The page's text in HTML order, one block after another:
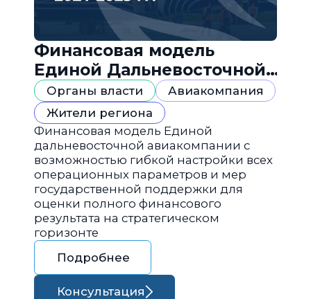
Финансовая модель
Единой Дальневосточной
авиакомпании
Органы власти
Авиакомпания
Жители региона
Финансовая модель Единой
дальневосточной авиакомпании с
возможностью гибкой настройки всех
операционных параметров и мер
государственной поддержки для
оценки полного финансового
результата на стратегическом
горизонте
Подробнее
Консультация